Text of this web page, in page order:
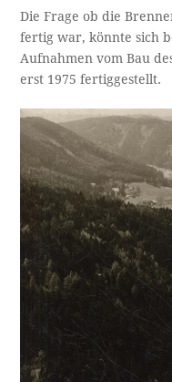
Die Frage ob die
fertig war, könnte sich
Aufnahmen vom Bau
erst 1975 fertiggestellt.